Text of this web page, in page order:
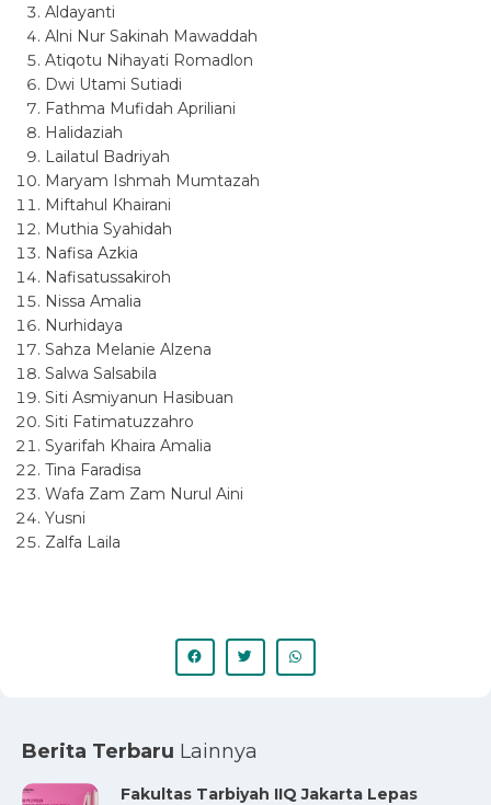
Aldayanti
Alni Nur Sakinah Mawaddah
Atiqotu Nihayati Romadlon
Dwi Utami Sutiadi
Fathma Mufidah Apriliani
Halidaziah
Lailatul Badriyah
Maryam Ishmah Mumtazah
Miftahul Khairani
Muthia Syahidah
Nafisa Azkia
Nafisatussakiroh
Nissa Amalia
Nurhidaya
Sahza Melanie Alzena
Salwa Salsabila
Siti Asmiyanun Hasibuan
Siti Fatimatuzzahro
Syarifah Khaira Amalia
Tina Faradisa
Wafa Zam Zam Nurul Aini
Yusni
Zalfa Laila
Berita Terbaru Lainnya
Fakultas Tarbiyah IIQ Jakarta Lepas